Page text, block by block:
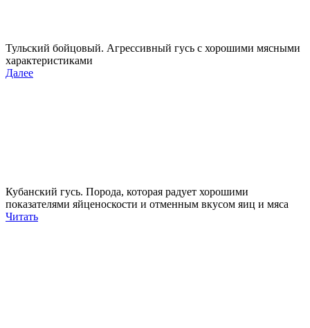
Тульский бойцовый. Агрессивный гусь с хорошими мясными
характеристиками
Далее
Кубанский гусь. Порода, которая радует хорошими
показателями яйценоскости и отменным вкусом яиц и мяса
Читать